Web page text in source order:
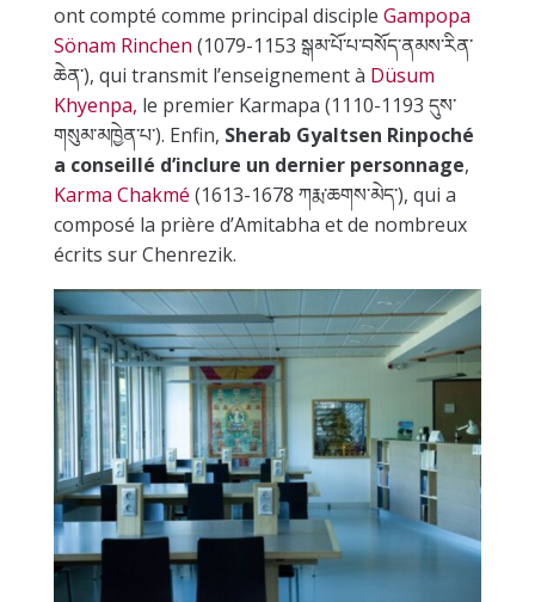
ont compté comme principal disciple Gampopa
Sönam Rinchen (1079-1153 སྒམ་པོ་པ་བསོད་ནམས་རིན་
ཆེན་), qui transmit l’enseignement à Düsum
Khyenpa, le premier Karmapa (1110-1193 དུས་
གསུམ་མཁྱེན་པ་). Enfin, Sherab Gyaltsen Rinpoché
a conseillé d’inclure un dernier personnage,
Karma Chakmé (1613-1678 ཀརྨ་ཆགས་མེད་), qui a
composé la prière d’Amitabha et de nombreux
écrits sur Chenrezik.